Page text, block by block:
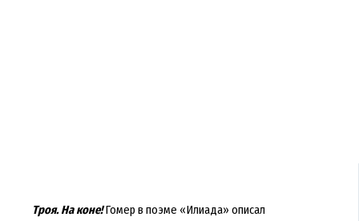
Троя. На коне!Гомер в поэме «Илиада» описал